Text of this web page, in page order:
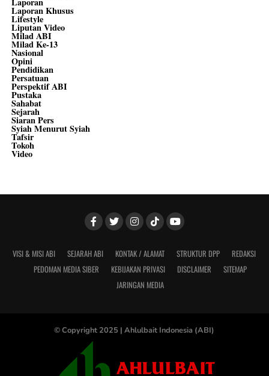
Laporan Khusus
Lifestyle
Liputan Video
Milad ABI
Milad Ke-13
Nasional
Opini
Pendidikan
Persatuan
Perspektif ABI
Pustaka
Sahabat
Sejarah
Siaran Pers
Syiah Menurut Syiah
Tafsir
Tokoh
Video
VISI & MISI ABI SEJARAH ABI KONTAK / ALAMAT STRUKTUR DPP
REDAKSI
PEDOMAN MEDIA SIBER
KEBIJAKAN PRIVASI DISCLAIMER
SITEMAP
JARINGAN MEDIA
© Copyright 2025 | Ahlulbait Indonesia (ABI)